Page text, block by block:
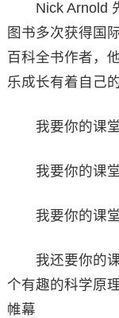
Nick Arnold 先
图书多次获得国
百科全书作者，
乐成长有着自己
我要你的课堂
我要你的课堂
我要你的课堂
我还要你的课
个有趣的科学原
帷幕